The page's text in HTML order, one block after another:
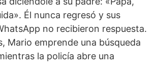
Él nunca regresó y sus
no ​​recibieron respuesta.
Mario emprende una búsqueda
la policía abre una